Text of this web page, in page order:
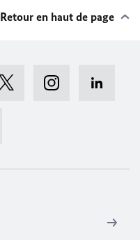
Retour en haut de page